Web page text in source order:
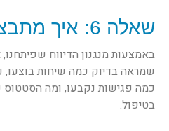
שאלה 6: איך מתבצע הדיווח היומי?
באמצעות מנגנון הדיווח
שמראה בדיוק כמה שיחות בוצעו,
כמה פגישות נקבעו, ומה הסטטוס
בטיפול.